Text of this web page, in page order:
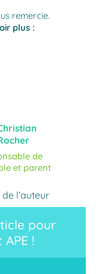
remercie.
plus :
de
et parent
l’auteur
pour
!